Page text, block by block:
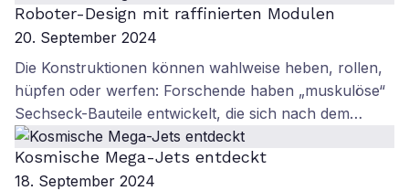
Roboter-Design mit raffinierten Modulen
20. September 2024
Die Konstruktionen können wahlweise heben, rollen,
hüpfen oder werfen: Forschende haben „muskulöse“
Sechseck-Bauteile entwickelt, die sich nach dem…
Kosmische Mega-Jets entdeckt
18. September 2024